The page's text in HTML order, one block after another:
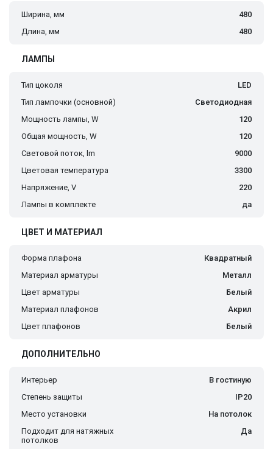
Ширина, мм
480
Длина, мм
480
ЛАМПЫ
Тип цоколя
LED
Тип лампочки (основной)
Светодиодная
Мощность лампы, W
120
Общая мощность, W
120
Световой поток, lm
9000
Цветовая температура
3300
Напряжение, V
220
Лампы в комплекте
да
ЦВЕТ И МАТЕРИАЛ
Форма плафона
Квадратный
Материал арматуры
Металл
Цвет арматуры
Белый
Материал плафонов
Акрил
Цвет плафонов
Белый
ДОПОЛНИТЕЛЬНО
Интерьер
В гостиную
Степень защиты
IP20
Место установки
На потолок
Подходит для натяжных
потолков
Да